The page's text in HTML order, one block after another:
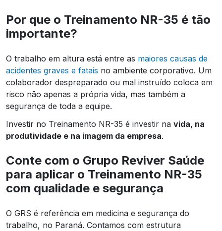
Por que o Treinamento NR-35 é tão
importante?
O trabalho em altura está entre as maiores causas de
acidentes graves e fatais no ambiente corporativo. Um
colaborador despreparado ou mal instruído coloca em
risco não apenas a própria vida, mas também a
segurança de toda a equipe.
Investir no Treinamento NR-35 é investir na vida, na
produtividade e na imagem da empresa.
Conte com o Grupo Reviver Saúde
para aplicar o Treinamento NR-35
com qualidade e segurança
O GRS é referência em medicina e segurança do
trabalho, no Paraná. Contamos com estrutura